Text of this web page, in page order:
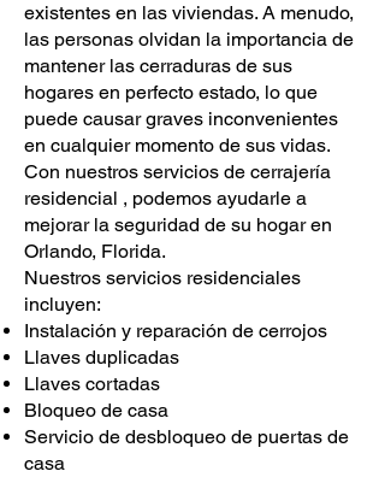
existentes en las viviendas. A menudo,
las personas olvidan la importancia de
mantener las cerraduras de sus
hogares en perfecto estado, lo que
puede causar graves inconvenientes
en cualquier momento de sus vidas.
Con nuestros servicios de cerrajería
residencial , podemos ayudarle a
mejorar la seguridad de su hogar en
Orlando, Florida.
Nuestros servicios residenciales
incluyen:
Instalación y reparación de cerrojos
Llaves duplicadas
Llaves cortadas
Bloqueo de casa
Servicio de desbloqueo de puertas de
casa